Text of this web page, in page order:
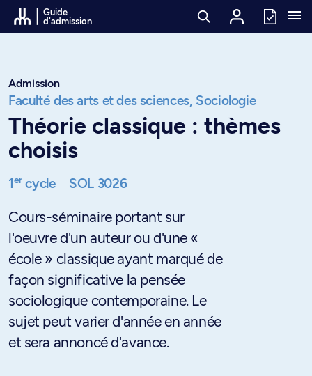
Passer au contenu
Guide
d'admission
Admission
Faculté des arts et des sciences, Sociologie
Théorie classique : thèmes
choisis
1ercycle SOL 3026
Cours-séminaire portant sur
l'oeuvre d'un auteur ou d'une «
école » classique ayant marqué de
façon significative la pensée
sociologique contemporaine. Le
sujet peut varier d'année en année
et sera annoncé d'avance.